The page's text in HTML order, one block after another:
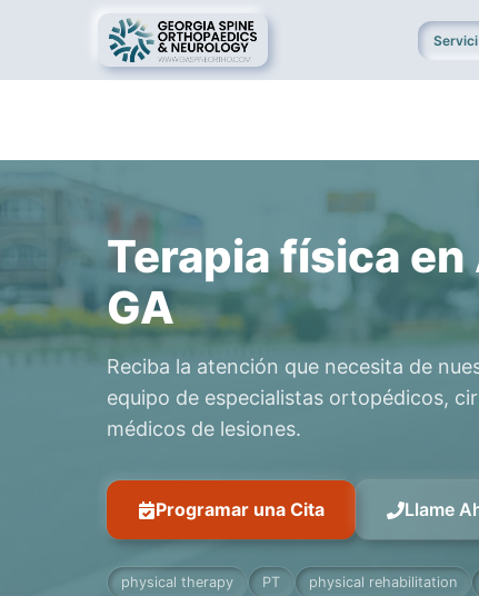
Terapia física
GA
Reciba la atención que necesita de
equipo de especialistas ortopédicos,
médicos de lesiones.
Programar una Cita Llame
physical therapy PT physical rehabilitation